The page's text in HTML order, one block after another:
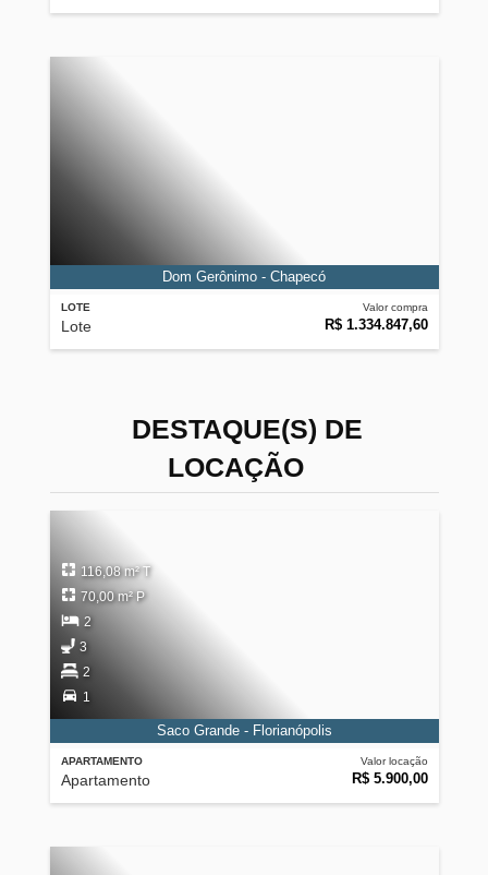
LOTE
Lote
Valor compra
R$ 1.334.847,60
Dom Gerônimo - Chapecó
DESTAQUE(S) DE
LOCAÇÃO
APARTAMENTO
Apartamento
Valor locação
R$ 5.900,00
116,08 m² T
70,00 m² P
2
3
2
1
Saco Grande - Florianópolis